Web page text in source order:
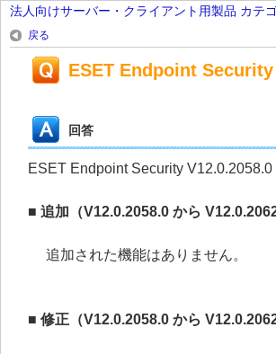
法人向けサーバー・クライアント用製品 カテ
戻る
ESET Endpoint
回答
ESET Endpoint Security
■ 追加（V12.0.2058.0 から
追加された機能はありません。
■ 修正（V12.0.2058.0 から